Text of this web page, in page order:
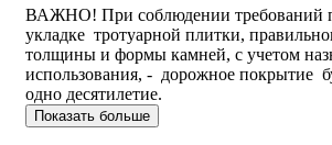
ВАЖНО! При соблюдении требований
укладке тротуарной плитки,
толщины и формы камней, с учетом
использования, - дорожное покрытие
одно десятилетие.
Показать больше